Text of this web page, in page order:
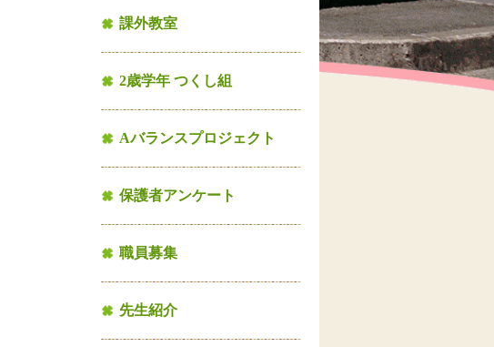
課外教室
2歳学年 つくし組
Aバランスプロジェクト
保護者アンケート
職員募集
先生紹介